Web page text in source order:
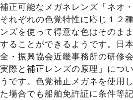
補正可能なメガネレンズ「ネオ
それぞれの色覚特性に応じ１２
ンズを使って得意な色はそのま
することができるようです。日
全・振興協会近畿事務所の研修
実際と補正レンズの原理」につ
うです。色覚補正メガネを使用
た場合でも船舶免許証に条件等